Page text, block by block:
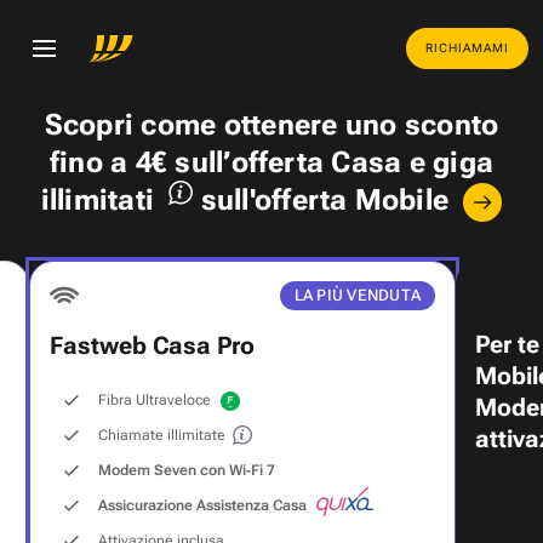
RICHIAMAMI
Scopri come ottenere uno sconto
fino a 4€ sull’offerta Casa egiga
illimitati
sull'offerta Mobile
LA PIÙ VENDUTA
Fastweb Casa Pro
Fibra Ultraveloce
Chiamate illimitate
Modem Seven con Wi‑Fi 7
Assicurazione Assistenza Casa
Per